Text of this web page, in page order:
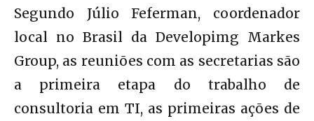
Segundo Júlio Feferman, coordenador
local no Brasil da Developimg Markes
Group, as reuniões com as secretarias são
a primeira etapa do trabalho de
consultoria em TI, as primeiras ações de